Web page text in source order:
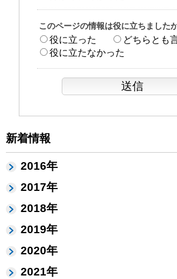
新着情報
2016年
2017年
2018年
2019年
2020年
2021年
このページの情報は役に立ちました
役に立った
どちらとも
役に立たなかった